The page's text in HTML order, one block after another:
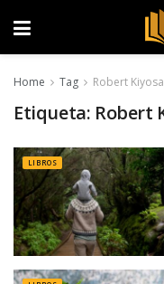
Home Tag Robert
Etiqueta: Robert
LIBROS